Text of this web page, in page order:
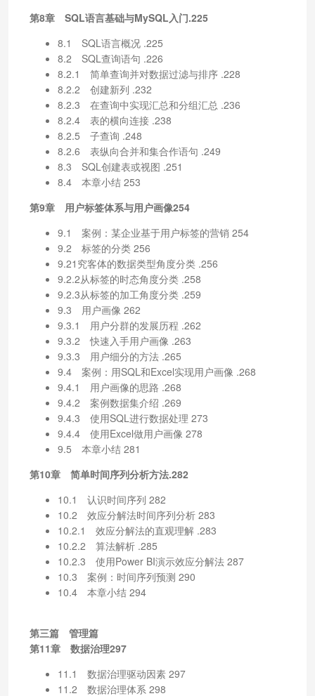
第8章 SQL语言基础与MySQL入门.225
8.1 SQL语言概况 .225
8.2 SQL查询语句 .226
8.2.1 简单查询并对数据过滤与排序 .228
8.2.2 创建新列 .232
8.2.3 在查询中实现汇总和分组汇总 .236
8.2.4 表的横向连接 .238
8.2.5 子查询 .248
8.2.6 表纵向合并和集合作语句 .249
8.3 SQL创建表或视图 .251
8.4 本章小结 253
第9章 用户标签体系与用户画像254
9.1 案例：某企业基于用户标签的营销 254
9.2 标签的分类 256
9.21究客体的数据类型角度分类 .256
9.2.2从标签的时态角度分类 .258
9.2.3从标签的加工角度分类 .259
9.3 用户画像 262
9.3.1 用户分群的发展历程 .262
9.3.2 快速入手用户画像 .263
9.3.3 用户细分的方法 .265
9.4 案例：用SQL和Excel实现用户画像 .268
9.4.1 用户画像的思路 .268
9.4.2 案例数据集介绍 .269
9.4.3 使用SQL进行数据处理 273
9.4.4 使用Excel做用户画像 278
9.5 本章小结 281
第10章 简单时间序列分析方法.282
10.1 认识时间序列 282
10.2 效应分解法时间序列分析 283
10.2.1 效应分解法的直观理解 .283
10.2.2 算法解析 .285
10.2.3 使用Power BI演示效应分解法 287
10.3 案例：时间序列预测 290
10.4 本章小结 294
第三篇 管理篇
第11章 数据治理297
11.1 数据治理驱动因素 297
11.2 数据治理体系 298